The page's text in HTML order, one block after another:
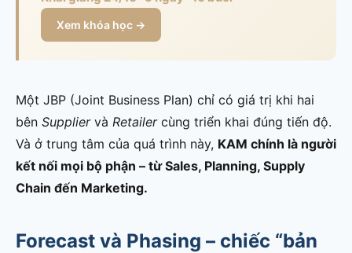
Xem khóa học →
Một JBP (Joint Business Plan) chỉ có giá trị khi hai
bên Suppliervà Retailercùng triển khai đúng tiến độ.
Và ở trung tâm của quá trình này, KAM chính là người
kết nối mọi bộ phận – từ Sales, Planning, Supply
Chain đến Marketing.
Forecast và Phasing – chiếc “bản